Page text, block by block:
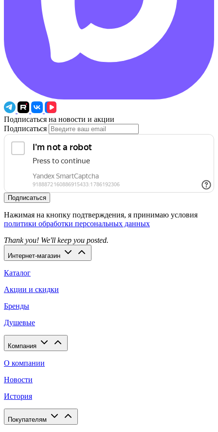
Подписаться на новости и акции
Подписаться
Подписаться
Нажимая на кнопку подтверждения, я принимаю условия
политики обработки персональных данных
Thank you! We'll keep you posted.
Интернет-магазин
Каталог
Акции и скидки
Бренды
Душевые
Компания
О компании
Новости
История
Покупателям